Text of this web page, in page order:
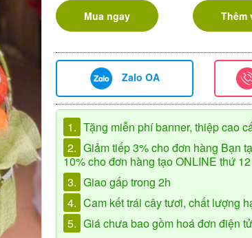
Mua ngay Thêm
Zalo OA
1. Tặng miễn phí banner, thiệp cao
2. Giảm tiếp 3% cho đơn hàng Bạn
10% cho đơn hàng tạo ONLINE thứ 12
3. Giao gấp trong 2h
4. Cam kết trái cây tươi, chất lượng
5. Giá chưa bao gồm hoá đơn điện tử